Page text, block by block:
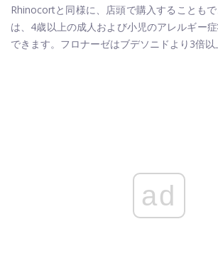
Rhinocortと同様に、店頭で購入することも
は、4歳以上の成人および小児のアレルギー
できます。フロナーゼはブデソニドより3倍以
ad